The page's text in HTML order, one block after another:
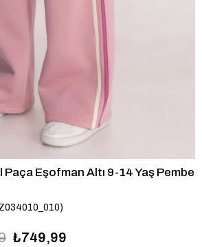
Paça Eşofman Altı 9-14 Yaş Pembe
₺749,99